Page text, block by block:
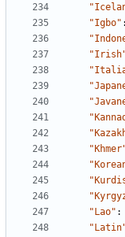
"Igbo" :
"Lao" :